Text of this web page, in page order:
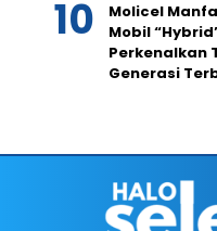
Molicel
Mobil
Perkenalkan
Generasi